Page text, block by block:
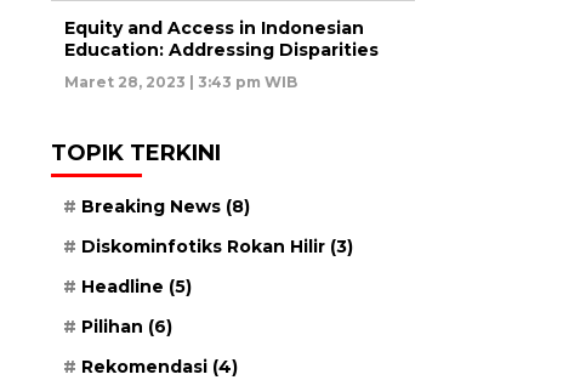
Equity and Access in Indonesian
Education: Addressing Disparities
Maret 28, 2023 | 3:43 pm WIB
TOPIK TERKINI
Breaking News (8)
Diskominfotiks Rokan Hilir (3)
Headline (5)
Pilihan (6)
Rekomendasi (4)